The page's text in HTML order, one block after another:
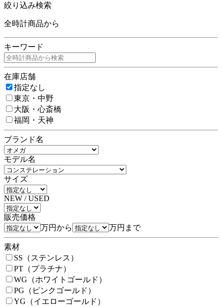
絞り込み検索
全時計商品から
キーワード
在庫店舗
指定なし
東京・中野
大阪・心斎橋
福岡・天神
ブランド名
モデル名
サイズ
NEW / USED
販売価格
万円から
万円まで
素材
SS（ステンレス）
PT（プラチナ）
WG（ホワイトゴールド）
PG（ピンクゴールド）
YG（イエローゴールド）